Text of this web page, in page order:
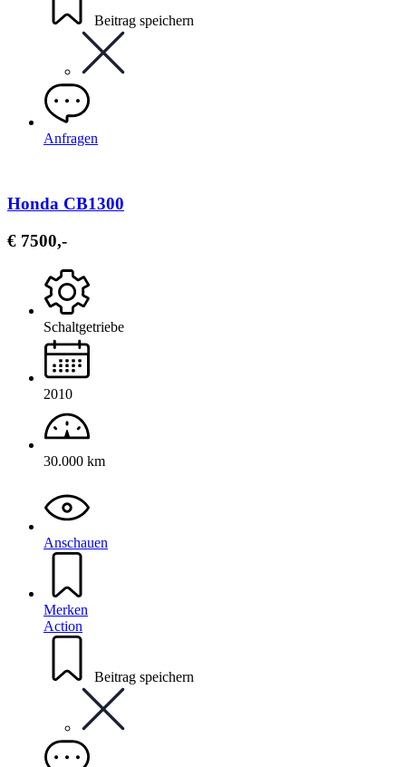
Beitrag speichern
Anfragen
Honda CB1300
€ 7500,-
Schaltgetriebe
2010
30.000 km
Anschauen
Merken
Action
Beitrag speichern